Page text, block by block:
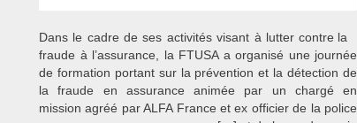
Dans le cadre de ses activités visant à lutter contre la
fraude à l’assurance, la FTUSA a organisé une journée
de formation portant sur la prévention et la détection de
la fraude en assurance animée par un chargé en
mission agréé par ALFA France et ex officier de la police